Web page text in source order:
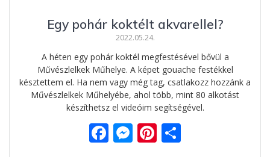
Egy pohár koktélt akvarellel?
2022.05.24.
A héten egy pohár koktél megfestésével bővül a
Művészlelkek Műhelye. A képet gouache festékkel
késztettem el. Ha nem vagy még tag, csatlakozz hozzánk a
Művészlelkek Műhelyébe, ahol több, mint 80 alkotást
készíthetsz el videóim segítségével.
F M Pi